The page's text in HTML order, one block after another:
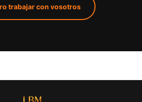
trabajar con vosotros